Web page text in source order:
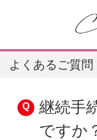
よくあるご質
継続手
ですか